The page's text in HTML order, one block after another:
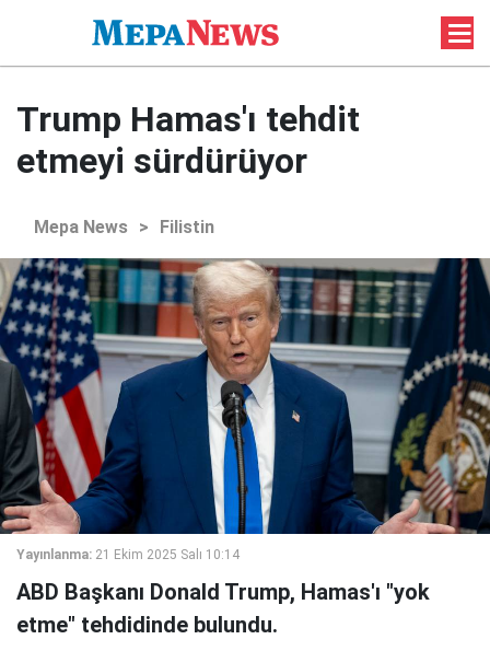
Trump Hamas'ı tehdit
etmeyi sürdürüyor
Mepa News > Filistin
Yayınlanma: 21 Ekim 2025 Salı 10:14
ABD Başkanı Donald Trump, Hamas'ı "yok
etme" tehdidinde bulundu.